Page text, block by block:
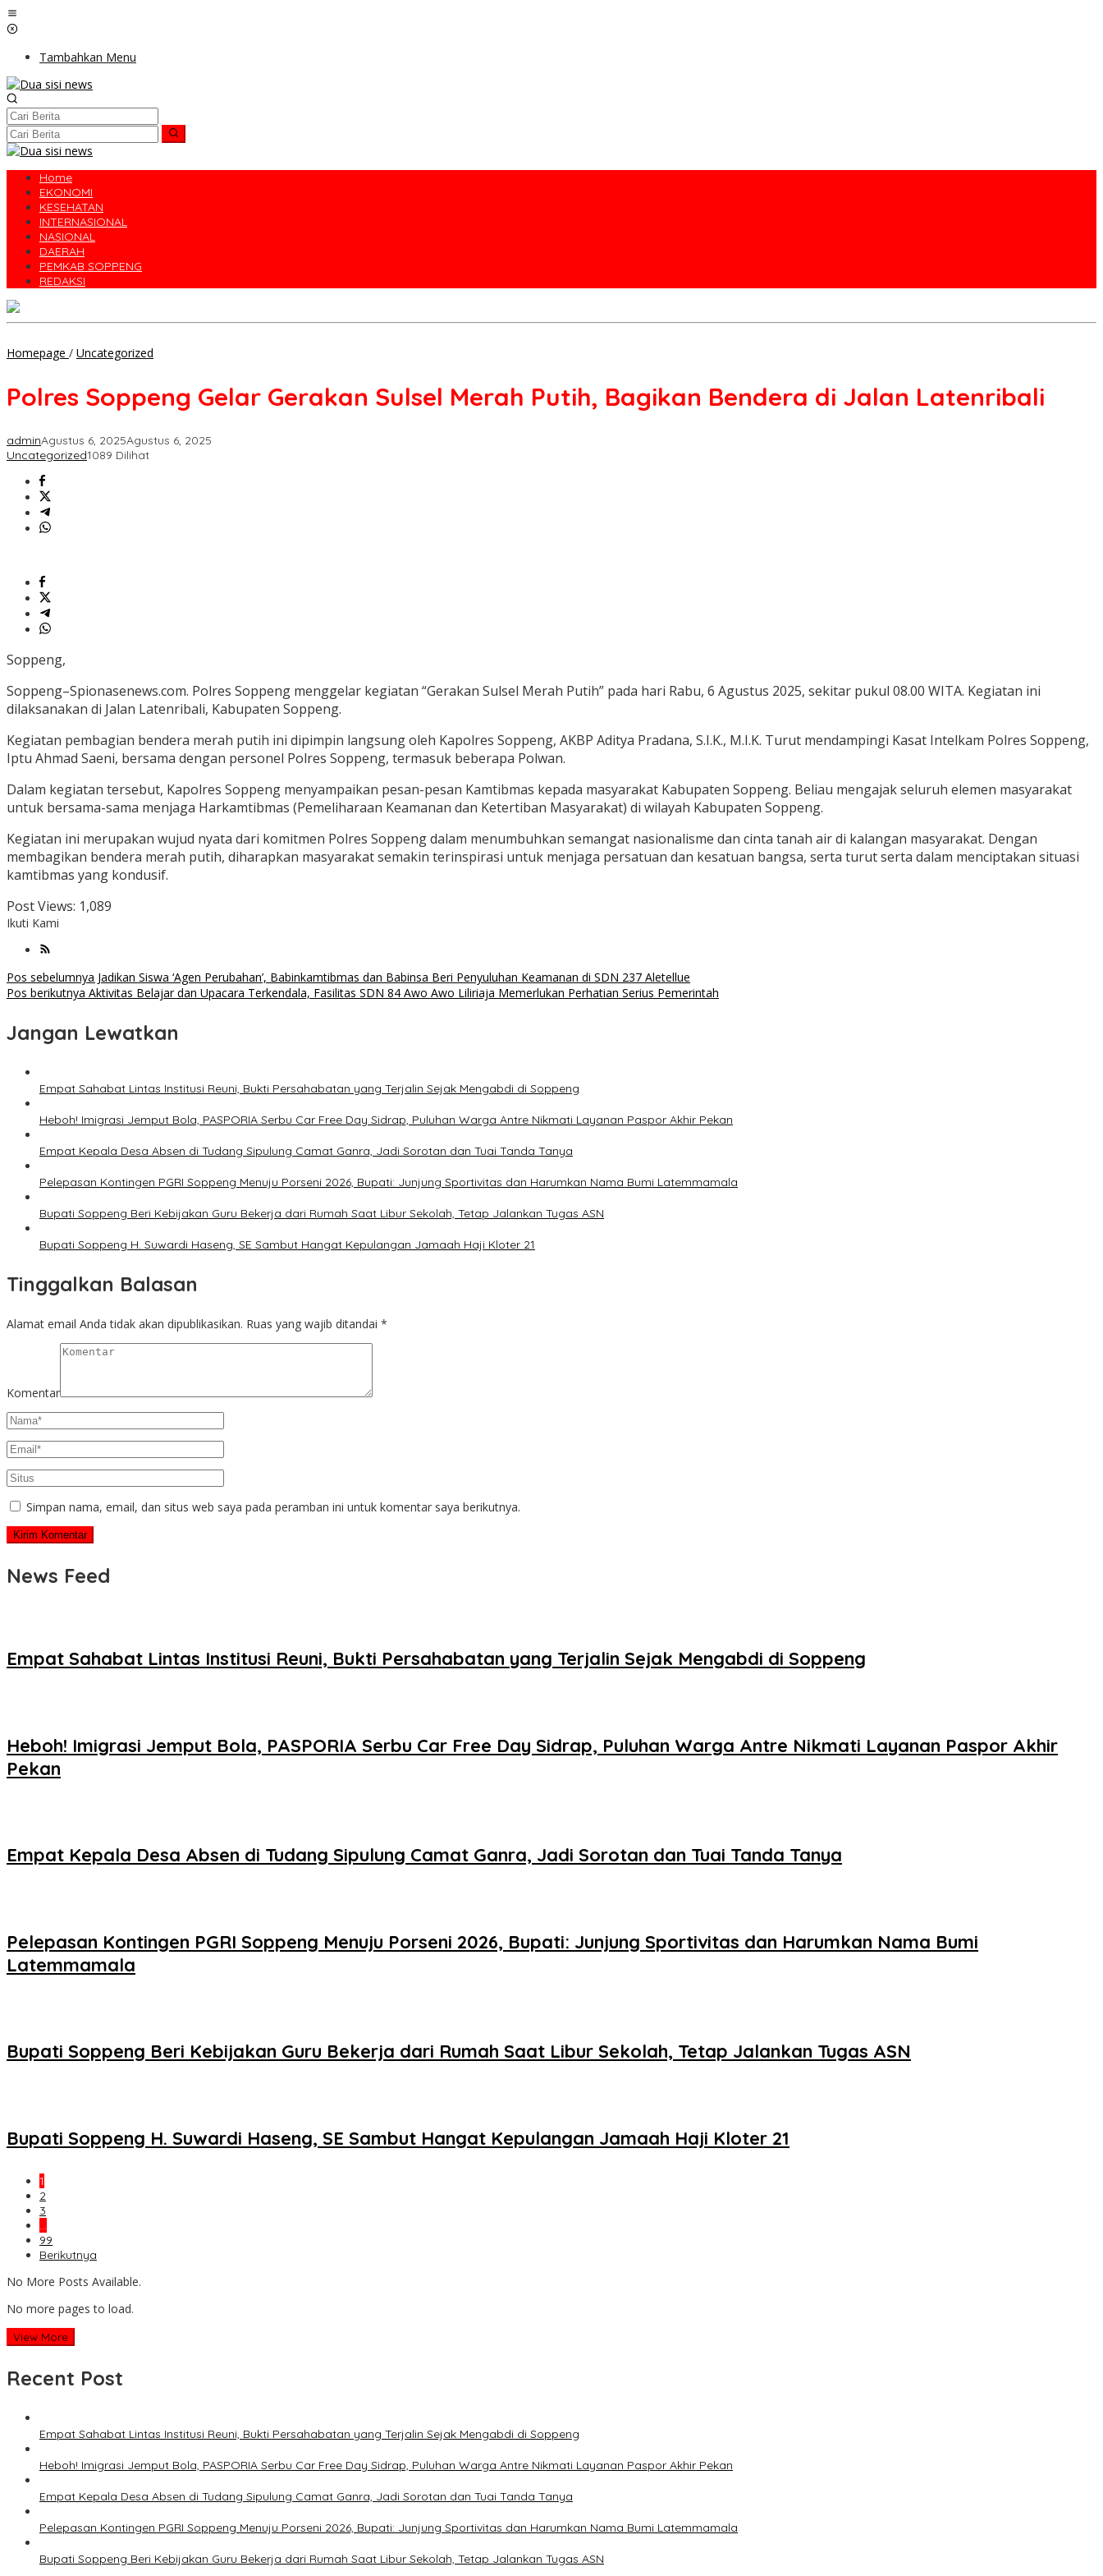
Lewati
ke
Tambahkan Menu
Home
EKONOMI
KESEHATAN
INTERNASIONAL
NASIONAL
DAERAH
PEMKAB SOPPENG
REDAKSI
Homepage / Uncategorized
Gerakan
Sulsel
Putih,
Polres Soppeng Gelar Gerakan Sulsel Merah Putih, Bagikan Bendera di Jalan Latenribali
adminAgustus 6, 2025Agustus 6, 2025
Uncategorized1089 Dilihat
Soppeng,
Soppeng–Spionasenews.com. Polres Soppeng menggelar kegiatan “Gerakan Sulsel Merah Putih” pada hari Rabu, 6 Agustus 2025, sekitar pukul 08.00 WITA. Kegiatan ini
dilaksanakan di Jalan Latenribali, Kabupaten Soppeng.
Kegiatan pembagian bendera merah putih ini dipimpin langsung oleh Kapolres Soppeng, AKBP Aditya Pradana, S.I.K., M.I.K. Turut mendampingi Kasat Intelkam Polres Soppeng,
Iptu Ahmad Saeni, bersama dengan personel Polres Soppeng, termasuk beberapa Polwan.
Dalam kegiatan tersebut, Kapolres Soppeng menyampaikan pesan-pesan Kamtibmas kepada masyarakat Kabupaten Soppeng. Beliau mengajak seluruh elemen masyarakat
untuk bersama-sama menjaga Harkamtibmas (Pemeliharaan Keamanan dan Ketertiban Masyarakat) di wilayah Kabupaten Soppeng.
Kegiatan ini merupakan wujud nyata dari komitmen Polres Soppeng dalam menumbuhkan semangat nasionalisme dan cinta tanah air di kalangan masyarakat. Dengan
membagikan bendera merah putih, diharapkan masyarakat semakin terinspirasi untuk menjaga persatuan dan kesatuan bangsa, serta turut serta dalam menciptakan situasi
kamtibmas yang kondusif.
Post Views: 1,089
Ikuti Kami
Navigasi
Pos sebelumnya Jadikan Siswa ‘Agen Perubahan’, Babinkamtibmas dan Babinsa Beri Penyuluhan Keamanan di SDN 237 Aletellue
Pos berikutnya Aktivitas Belajar dan Upacara Terkendala, Fasilitas SDN 84 Awo Awo Liliriaja Memerlukan Perhatian Serius Pemerintah
Jangan Lewatkan
Empat Sahabat Lintas Institusi Reuni, Bukti Persahabatan yang Terjalin Sejak Mengabdi di Soppeng
Heboh! Imigrasi Jemput Bola, PASPORIA Serbu Car Free Day Sidrap, Puluhan Warga Antre Nikmati Layanan Paspor Akhir Pekan
Empat Kepala Desa Absen di Tudang Sipulung Camat Ganra, Jadi Sorotan dan Tuai Tanda Tanya
Pelepasan Kontingen PGRI Soppeng Menuju Porseni 2026, Bupati: Junjung Sportivitas dan Harumkan Nama Bumi Latemmamala
Bupati Soppeng Beri Kebijakan Guru Bekerja dari Rumah Saat Libur Sekolah, Tetap Jalankan Tugas ASN
Bupati Soppeng H. Suwardi Haseng, SE Sambut Hangat Kepulangan Jamaah Haji Kloter 21
Tinggalkan Balasan
Alamat email Anda tidak akan dipublikasikan. Ruas yang wajib ditandai *
Komentar
Simpan nama, email, dan situs web saya pada peramban ini untuk komentar saya berikutnya.
News Feed
Empat Sahabat Lintas Institusi Reuni, Bukti Persahabatan yang Terjalin Sejak Mengabdi di Soppeng
Heboh! Imigrasi Jemput Bola, PASPORIA Serbu Car Free Day Sidrap, Puluhan Warga Antre Nikmati Layanan Paspor Akhir
Pekan
Empat Kepala Desa Absen di Tudang Sipulung Camat Ganra, Jadi Sorotan dan Tuai Tanda Tanya
Pelepasan Kontingen PGRI Soppeng Menuju Porseni 2026, Bupati: Junjung Sportivitas dan Harumkan Nama Bumi
Latemmamala
Bupati Soppeng Beri Kebijakan Guru Bekerja dari Rumah Saat Libur Sekolah, Tetap Jalankan Tugas ASN
Bupati Soppeng H. Suwardi Haseng, SE Sambut Hangat Kepulangan Jamaah Haji Kloter 21
1
2
3
…
99
Berikutnya
No More Posts Available.
No more pages to load.
View More
Recent Post
Empat Sahabat Lintas Institusi Reuni, Bukti Persahabatan yang Terjalin Sejak Mengabdi di Soppeng
Heboh! Imigrasi Jemput Bola, PASPORIA Serbu Car Free Day Sidrap, Puluhan Warga Antre Nikmati Layanan Paspor Akhir Pekan
Empat Kepala Desa Absen di Tudang Sipulung Camat Ganra, Jadi Sorotan dan Tuai Tanda Tanya
Pelepasan Kontingen PGRI Soppeng Menuju Porseni 2026, Bupati: Junjung Sportivitas dan Harumkan Nama Bumi Latemmamala
Bupati Soppeng Beri Kebijakan Guru Bekerja dari Rumah Saat Libur Sekolah, Tetap Jalankan Tugas ASN